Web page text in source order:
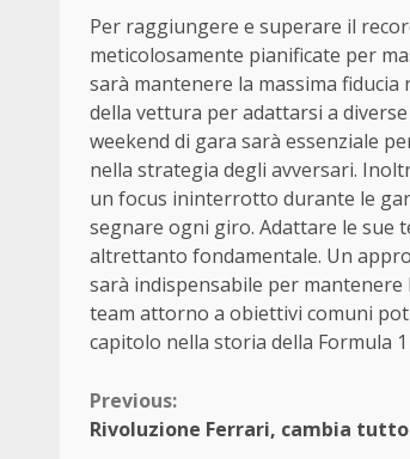
Per raggiungere e superare il
meticolosamente pianificate per
sarà mantenere la massima fiducia
della vettura per adattarsi a
weekend di gara sarà essenziale
nella strategia degli avversari.
un focus ininterrotto durante le
segnare ogni giro. Adattare le sue
altrettanto fondamentale. Un
sarà indispensabile per
team attorno a obiettivi comuni
capitolo nella storia della Formula
Continue
Previous:
Rivoluzione Ferrari, cambia